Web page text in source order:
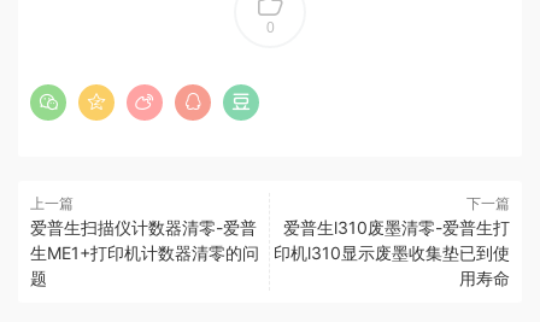
0
上一篇
爱普生扫描仪计数器清零-爱普
生ME1+打印机计数器清零的问
题
下一篇
爱普生l310废墨清零-爱普生打
印机l310显示废墨收集垫已到使
用寿命